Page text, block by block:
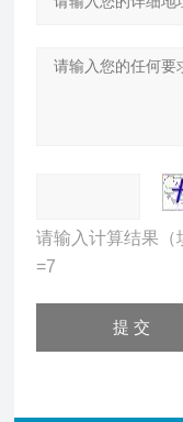
请输入计算结果（
=7